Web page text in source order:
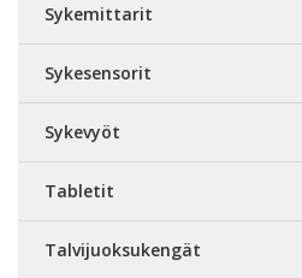
Sykemittarit
Sykesensorit
Sykevyöt
Tabletit
Talvijuoksukengät